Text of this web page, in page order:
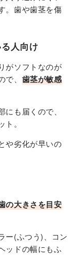
。歯や歯茎を傷
人向け
がソフトなのが
、 歯茎が敏感
も届くので、
。
や劣化が早いの
の大きさを目安
ー(ふつう)、コン
ッドの幅にもふ